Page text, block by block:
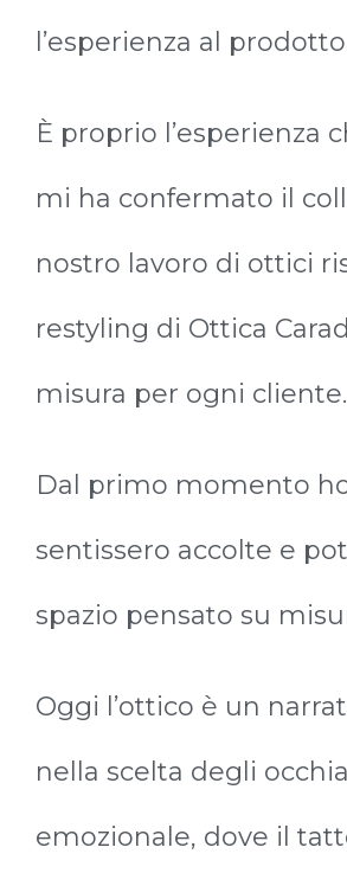
l’esperienza al
È proprio l’esperienza
mi ha confermato il
nostro lavoro di ottici
restyling di Ottica
misura per ogni cliente.
Dal primo momento
sentissero accolte e
spazio pensato su
Oggi l’ottico è un
nella scelta degli
emozionale, dove il